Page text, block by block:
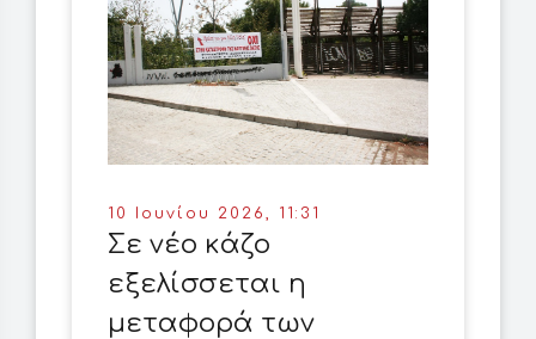
10 Ιουνίου 2026, 11:31
Σε νέο κάζο
εξελίσσεται η
μεταφορά των